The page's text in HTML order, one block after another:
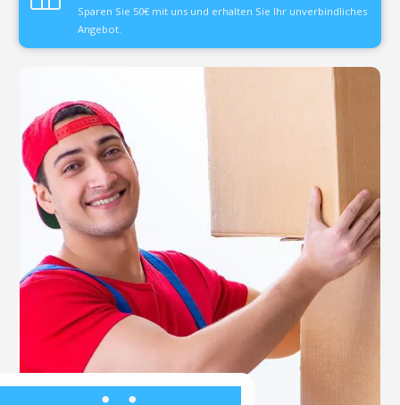
Sparen Sie 50€ mit uns und erhalten Sie Ihr unverbindliches
Angebot.